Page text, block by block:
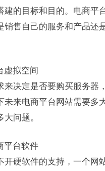
建的目标和目的。电商平
销售自己的服务和产品
虚拟空间
来决定是否要购买服务器
未来电商平台网站需要
问题。
平台软件
开硬软件的支持，一个网